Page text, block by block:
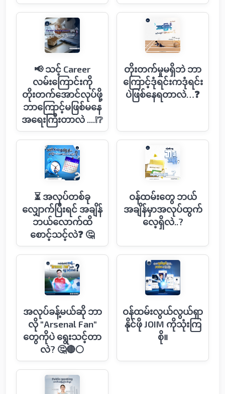
📢 သင့် Career
လမ်းကြောင်းကို
တိုးတက်အောင်လုပ်ဖို့
ဘာကြောင့်မဖြစ်မနေ
အရေးကြီးတာလဲ ....❕❔
တိုးတက်မှုမရှိဘဲ ဘာ
ကြောင့်ဒုံရင်းကဒုံရင်း
ပဲဖြစ်နေရတာလဲ…❓
⏳ အလုပ်တစ်ခု
လျှောက်ပြီးရင် အချိန်
ဘယ်လောက်ထိ
စောင့်သင့်လဲ❓ 🤔
ဝန်ထမ်းတွေ ဘယ်
အချိန်မှာအလုပ်ထွက်
လေ့ရှိလဲ..?
အလုပ်ခန့်မယ်ဆို ဘာ
လို "Arsenal Fan"
တွေကိုပဲ ရွေးသင့်တာ
လဲ? 🤔🔴⚪️
ဝန်ထမ်းလွယ်လွယ်ရှာ
နိုင်ဖို JOIM ကိုသုံးကြ
စို။